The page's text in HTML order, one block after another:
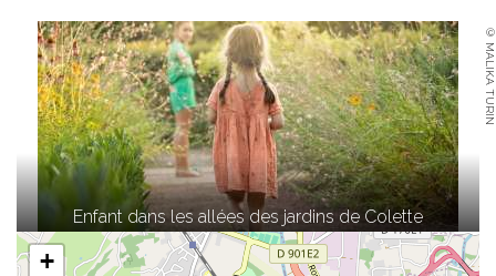
© MALIKA TURIN
Enfant dans les allées des jardins de Colette
+